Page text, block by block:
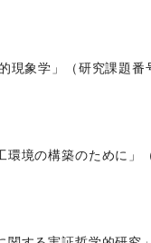
現象学」（研究課題
環境の構築のために